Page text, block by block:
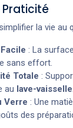
Praticité
la vie au
: La
sans effort.
Totale :
au lave-vaisselle.
Verre : Une
des